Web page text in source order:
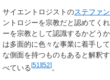
サイエントロジストのステファ
ントロジーを宗教だと認めてく
ーを宗教として認識するかどう
は多面的に色々な事業に着手し
な側面を持つものもあると解釈
べている [51 ][52] 。